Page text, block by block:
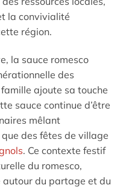
la convivialité
région.
la sauce romesco
des
ajoute sa touche
sauce continue d’être
mêlant
des fêtes de village
. Ce contexte festif
du romesco,
autour du partage et du